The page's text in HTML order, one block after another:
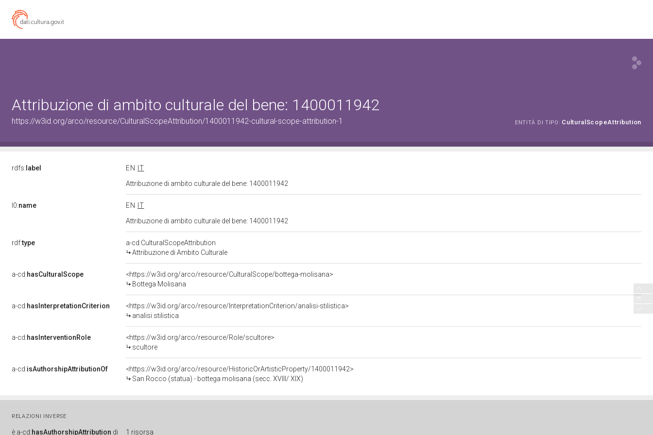
Attribuzione di ambito culturale del bene: 1400011942
https://w3id.org/arco/resource/CulturalScopeAttribution/1400011942-cultural-scope-attribution-1 ENTITÀ DI TIPO: CulturalScopeAttribution
rdfs: label EN
IT
Attribuzione di ambito culturale del bene: 1400011942
l0:name EN
IT
Attribuzione di ambito culturale del bene: 1400011942
rdf:type
a-cd:CulturalScopeAttribution
Attribuzione di Ambito Culturale
a-cd:hasCulturalScope
<https://w3id.org/arco/resource/CulturalScope/bottega-molisana>
Bottega Molisana
a-cd:hasInterpretationCriterion
<https://w3id.org/arco/resource/InterpretationCriterion/analisi-stilistica>
analisi stilistica
a-cd:hasInterventionRole
<https://w3id.org/arco/resource/Role/scultore>
scultore
a-cd:isAuthorshipAttributionOf
<https://w3id.org/arco/resource/HistoricOrArtisticProperty/1400011942>
San Rocco (statua) - bottega molisana (secc. XVIII/ XIX)
RELAZIONI INVERSE
è a-cd:hasAuthorshipAttribution di 1 risorsa